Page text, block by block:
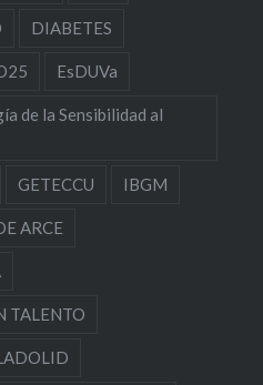
DIABETES
EsDUVa
de la Sensibilidad al
GETECCU IBGM
ARCE
TALENTO